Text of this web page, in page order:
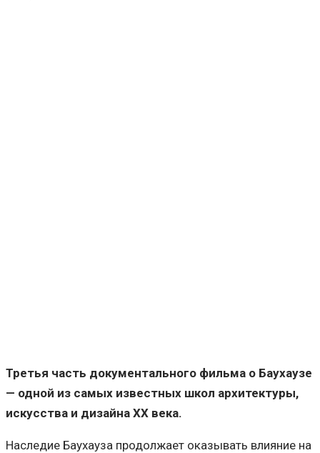
Третья часть документального фильма о Баухаузе
— одной из самых известных школ архитектуры,
искусства и дизайна XX века.
Наследие Баухауза продолжает оказывать влияние на